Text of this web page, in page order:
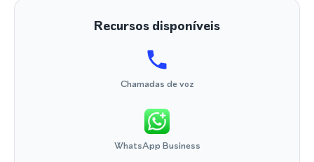
Recursos disponíveis
Chamadas de voz
WhatsApp Business